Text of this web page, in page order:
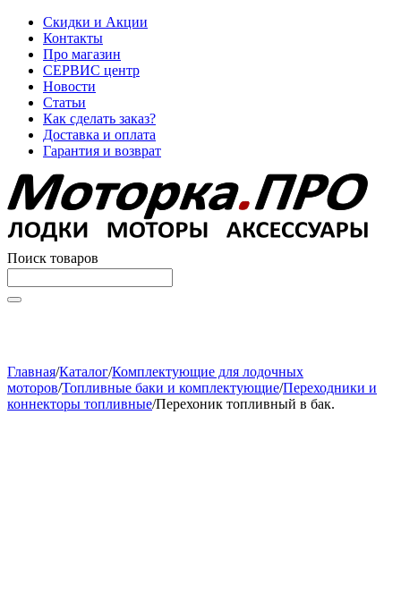
Скидки и Акции
Контакты
Про магазин
СЕРВИС центр
Новости
Статьи
Как сделать заказ?
Доставка и оплата
Гарантия и возврат
Поиск товаров
Главная/Каталог/Комплектующие для лодочных
моторов/Топливные баки и комплектующие/Переходники и
коннекторы топливные/Перехоник топливный в бак.